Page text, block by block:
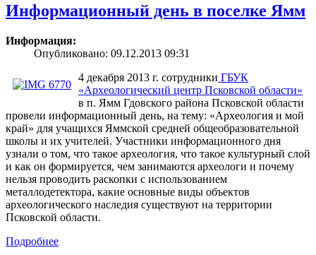
Информационный день в поселке Ямм
Информация:
Опубликовано: 09.12.2013 09:31
4 декабря 2013 г. сотрудники ГБУК
«Археологический центр Псковской области»
в п. Ямм Гдовского района Псковской области
провели информационный день, на тему: «Археология и мой
край» для учащихся Яммской средней общеобразовательной
школы и их учителей. Участники информационного дня
узнали о том, что такое археология, что такое культурный слой
и как он формируется, чем занимаются археологи и почему
нельзя проводить раскопки с использованием
металлодетектора, какие основные виды объектов
археологического наследия существуют на территории
Псковской области.
Подробнее